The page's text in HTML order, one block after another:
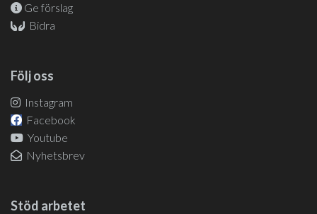
Ge förslag
Bidra
Följ oss
Instagram
Facebook
Youtube
Nyhetsbrev
Stöd arbetet